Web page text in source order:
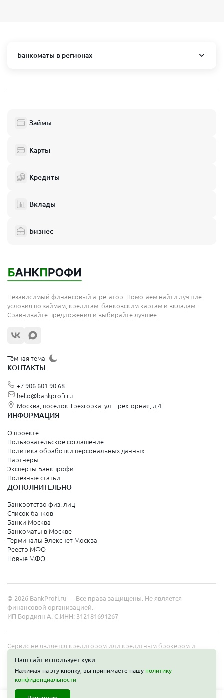
Банкоматы в регионах
Балашиха
Одинцово
Электросталь
Реутов
Подольск
Королёв
Сергиев Посад
Орехово-Зуево
Щёлково
Видное
Зеленоград
Санкт-Петербург и Ленинградская область
Колпино
Санкт-Петербург
Краснодарский край
Армавир
Сочи
Анапа
Ейск
Свердловская область
Займы
Карты
Кредиты
Вклады
Бизнес
Независимый финансовый агрегатор. Помогаем найти лучшие
условия по займам, кредитам, банковским картам и вкладам.
Сравнивайте предложения и выбирайте лучшее.
Тёмная тема
КОНТАКТЫ
+7 906 601 90 68
hello@bankprofi.ru
Москва, посёлок Трёхгорка, ул. Трёхгорная, д.4
ИНФОРМАЦИЯ
О проекте
Пользовательское соглашение
Политика обработки персональных данных
Партнеры
Эксперты Банкпрофи
Полезные статьи
ДОПОЛНИТЕЛЬНО
Банкротство физ. лиц
Список банков
Банки Москва
Банкоматы в Москве
Терминалы Элекснет Москва
Реестр МФО
Новые МФО
© 2026 BankProfi.ru — Все права защищены. Не является
финансовой организацией.
ИП Бордиян А. С.ИНН: 312181691267
Сервис не является кредитором или кредитным брокером и
на сайте не является публичной офертой. Полные условия услуг
уточняйте на сайте организаций.
Наш сайт использует куки
Нажимая на эту кнопку, вы принимаете нашу политику
конфиденциальности